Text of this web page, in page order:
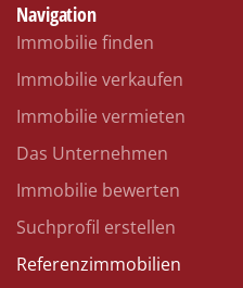
Navigation
Immobilie finden
Immobilie verkaufen
Immobilie vermieten
Das Unternehmen
Immobilie bewerten
Suchprofil erstellen
Referenzimmobilien